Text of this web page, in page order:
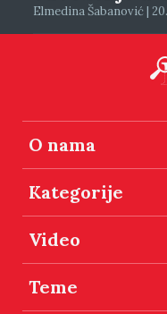
Elmedina Šabanović |
O nama
Kategorije
Video
Teme